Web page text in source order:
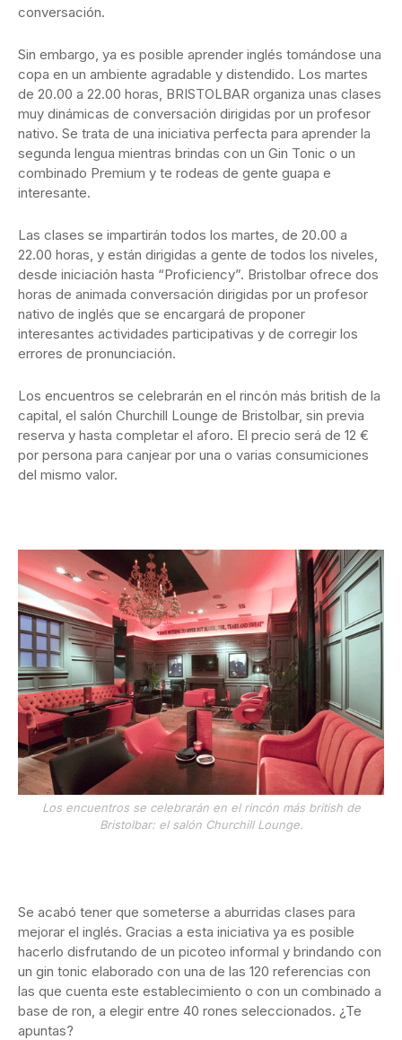
conversación.
Sin embargo, ya es posible aprender inglés tomándose una
copa en un ambiente agradable y distendido. Los martes
de 20.00 a 22.00 horas, BRISTOLBAR organiza unas clases
muy dinámicas de conversación dirigidas por un profesor
nativo. Se trata de una iniciativa perfecta para aprender la
segunda lengua mientras brindas con un Gin Tonic o un
combinado Premium y te rodeas de gente guapa e
interesante.
Las clases se impartirán todos los martes, de 20.00 a
22.00 horas, y están dirigidas a gente de todos los niveles,
desde iniciación hasta “Proficiency”. Bristolbar ofrece dos
horas de animada conversación dirigidas por un profesor
nativo de inglés que se encargará de proponer
interesantes actividades participativas y de corregir los
errores de pronunciación.
Los encuentros se celebrarán en el rincón más british de la
capital, el salón Churchill Lounge de Bristolbar, sin previa
reserva y hasta completar el aforo. El precio será de 12 €
por persona para canjear por una o varias consumiciones
del mismo valor.
Los encuentros se celebrarán en el rincón más british de
Bristolbar: el salón Churchill Lounge.
Se acabó tener que someterse a aburridas clases para
mejorar el inglés. Gracias a esta iniciativa ya es posible
hacerlo disfrutando de un picoteo informal y brindando con
un gin tonic elaborado con una de las 120 referencias con
las que cuenta este establecimiento o con un combinado a
base de ron, a elegir entre 40 rones seleccionados. ¿Te
apuntas?